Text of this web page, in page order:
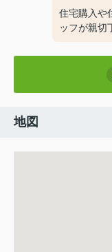
住宅購入や
ッフが親切
地図